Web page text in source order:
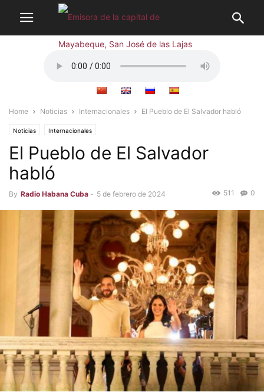
Home Noticias Internacionales El Pueblo de El Salvador habló
Noticias Internacionales
El Pueblo de El Salvador
habló
By Radio Habana Cuba - 5 de febrero de 2024 0
511